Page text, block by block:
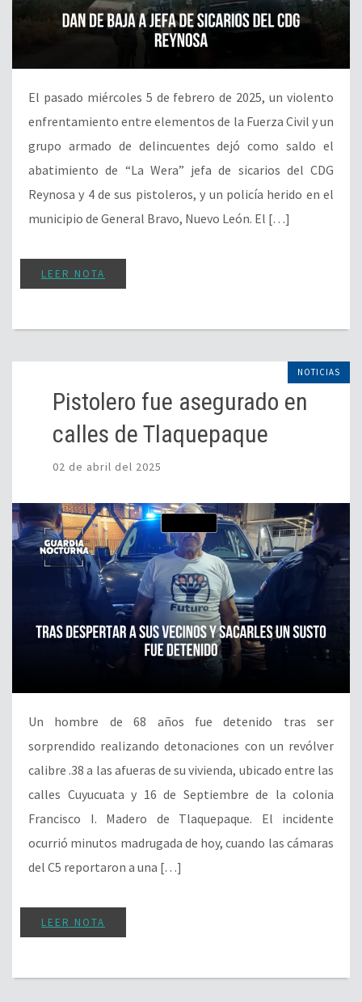
El pasado miércoles 5 de febrero de 2025, un violento
enfrentamiento entre elementos de la Fuerza Civil y un
grupo armado de delincuentes dejó como saldo el
abatimiento de “La Wera” jefa de sicarios del CDG
Reynosa y 4 de sus pistoleros, y un policía herido en el
municipio de General Bravo, Nuevo León. El […]
LEER NOTA
NOTICIAS
Pistolero fue asegurado en
calles de Tlaquepaque
02 de abril del 2025
Un hombre de 68 años fue detenido tras ser
sorprendido realizando detonaciones con un revólver
calibre .38 a las afueras de su vivienda, ubicado entre las
calles Cuyucuata y 16 de Septiembre de la colonia
Francisco I. Madero de Tlaquepaque. El incidente
ocurrió minutos madrugada de hoy, cuando las cámaras
del C5 reportaron a una […]
LEER NOTA